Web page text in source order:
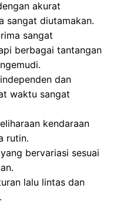
akurat
sangat diutamakan.
sangat
berbagai tantangan
dan
waktu sangat
kendaraan
rutin.
bervariasi sesuai
lalu lintas dan